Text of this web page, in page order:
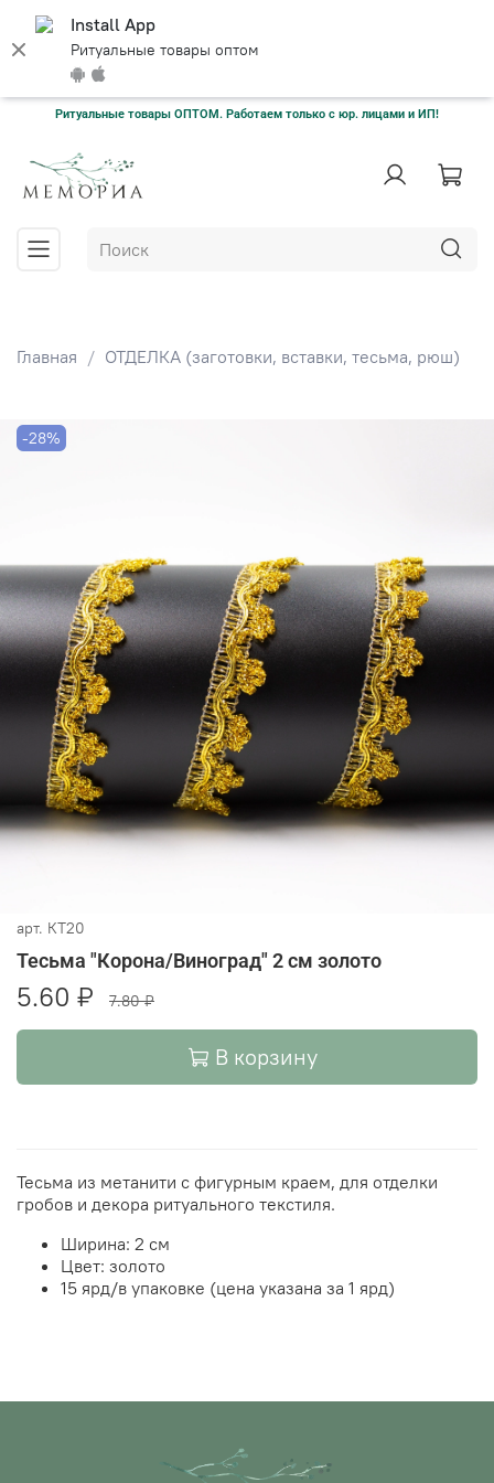
Install App
Ритуальные товары оптом
Ритуальные товары ОПТОМ. Работаем только с юр. лицами и ИП!
Главная ОТДЕЛКА (заготовки, вставки, тесьма, рюш)
-28%
арт. КТ20
Тесьма "Корона/Виноград" 2 см золото
5.60 ₽ 7.80 ₽
В корзину
Тесьма из метанити с фигурным краем, для отделки
гробов и декора ритуального текстиля.
Ширина: 2 см
Цвет: золото
15 ярд/в упаковке (цена указана за 1 ярд)